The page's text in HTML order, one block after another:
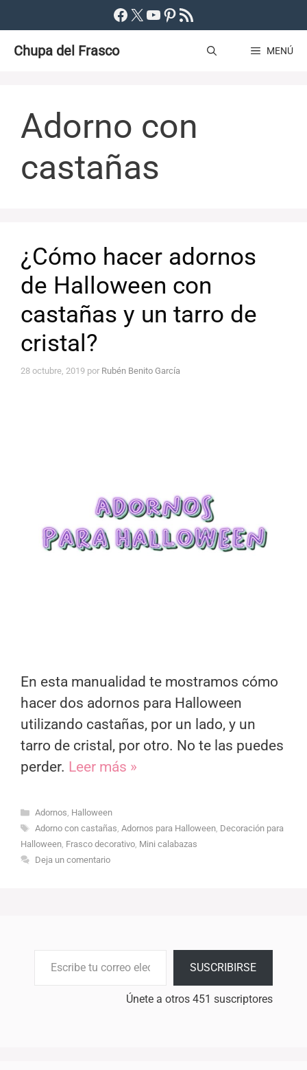
al
contenido
Facebook
X YouTube
Pinterest
Feed RSS
Chupa del Frasco MENÚ
Adorno con
castañas
¿Cómo hacer adornos
de Halloween con
castañas y un tarro de
cristal?
28 octubre, 2019 por Rubén Benito García
En esta manualidad te mostramos cómo
hacer dos adornos para Halloween
utilizando castañas, por un lado, y un
tarro de cristal, por otro. No te las puedes
perder. Leer más »
Categorías
Adornos, Halloween
Etiquetas
Adorno con castañas, Adornos para Halloween, Decoración para
Halloween, Frasco decorativo, Mini calabazas
Deja un comentario
SUSCRIBIRSE
Únete a otros 451 suscriptores